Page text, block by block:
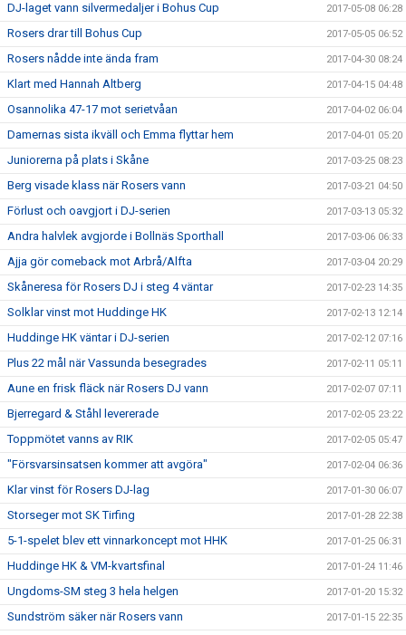
DJ-laget vann silvermedaljer i Bohus Cup 2017-05-08 06:28
Rosers drar till Bohus Cup 2017-05-05 06:52
Rosers nådde inte ända fram 2017-04-30 08:24
Klart med Hannah Altberg 2017-04-15 04:48
Osannolika 47-17 mot serietvåan 2017-04-02 06:04
Damernas sista ikväll och Emma flyttar hem 2017-04-01 05:20
Juniorerna på plats i Skåne 2017-03-25 08:23
Berg visade klass när Rosers vann 2017-03-21 04:50
Förlust och oavgjort i DJ-serien 2017-03-13 05:32
Andra halvlek avgjorde i Bollnäs Sporthall 2017-03-06 06:33
Ajja gör comeback mot Arbrå/Alfta 2017-03-04 20:29
Skåneresa för Rosers DJ i steg 4 väntar 2017-02-23 14:35
Solklar vinst mot Huddinge HK 2017-02-13 12:14
Huddinge HK väntar i DJ-serien 2017-02-12 07:16
Plus 22 mål när Vassunda besegrades 2017-02-11 05:11
Aune en frisk fläck när Rosers DJ vann 2017-02-07 07:11
Bjerregard & Ståhl levererade 2017-02-05 23:22
Toppmötet vanns av RIK 2017-02-05 05:47
"Försvarsinsatsen kommer att avgöra" 2017-02-04 06:36
Klar vinst för Rosers DJ-lag 2017-01-30 06:07
Storseger mot SK Tirfing 2017-01-28 22:38
5-1-spelet blev ett vinnarkoncept mot HHK 2017-01-25 06:31
Huddinge HK & VM-kvartsfinal 2017-01-24 11:46
Ungdoms-SM steg 3 hela helgen 2017-01-20 15:32
Sundström säker när Rosers vann 2017-01-15 22:35